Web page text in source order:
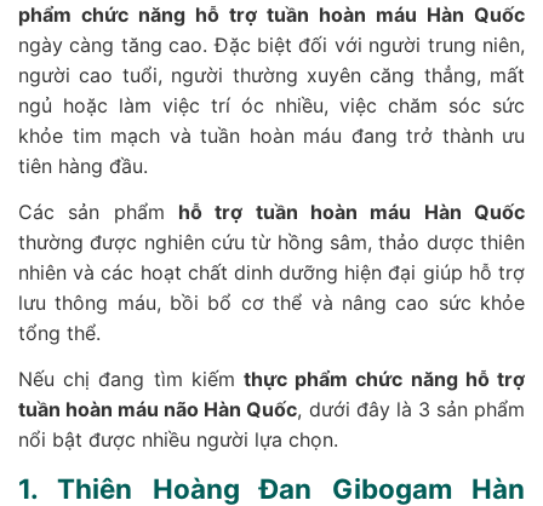
phẩm chức năng hỗ trợ tuần hoàn máu Hàn Quốc
ngày càng tăng cao. Đặc biệt đối với người trung niên,
người cao tuổi, người thường xuyên căng thẳng, mất
ngủ hoặc làm việc trí óc nhiều, việc chăm sóc sức
khỏe tim mạch và tuần hoàn máu đang trở thành ưu
tiên hàng đầu.
Các sản phẩm hỗ trợ tuần hoàn máu Hàn Quốc
thường được nghiên cứu từ hồng sâm, thảo dược thiên
nhiên và các hoạt chất dinh dưỡng hiện đại giúp hỗ trợ
lưu thông máu, bồi bổ cơ thể và nâng cao sức khỏe
tổng thể.
Nếu chị đang tìm kiếm thực phẩm chức năng hỗ trợ
tuần hoàn máu não Hàn Quốc, dưới đây là 3 sản phẩm
nổi bật được nhiều người lựa chọn.
1. Thiên Hoàng Đan Gibogam Hàn